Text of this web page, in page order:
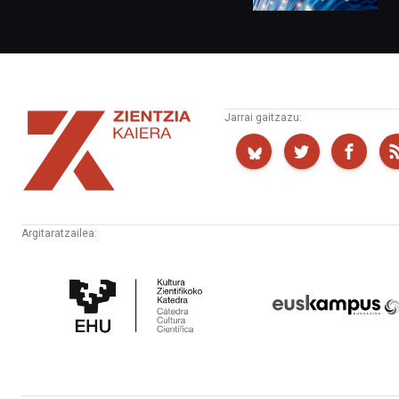
Zientzia
Kaiera
Jarrai gaitzazu:
Argitaratzailea:
Zientifikoko
Katedra